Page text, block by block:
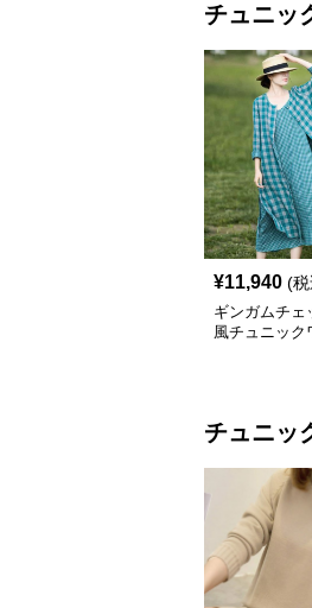
チュニッ
¥11,940 (
ギンガムチェ
風チュニック
チュニッ